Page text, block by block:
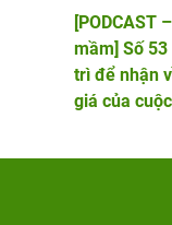
[PODCAST
mầm] Số
trì để nhận
giá của